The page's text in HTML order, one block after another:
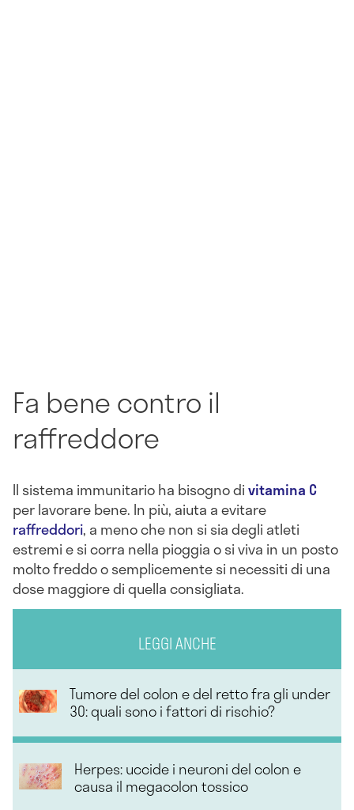
Fa bene contro il
raffreddore
Il sistema immunitario ha bisogno divitamina C
per lavorare bene. In più, aiuta a evitare
raffreddori, a meno che non si sia degli atleti
estremi e si corra nella pioggia o si viva in un posto
molto freddo o semplicemente si necessiti di una
dose maggiore di quella consigliata.
LEGGI ANCHE
Tumore del colon e del retto fra gli under
30: quali sono i fattori di rischio?
Herpes: uccide i neuroni del colon e
causa il megacolon tossico